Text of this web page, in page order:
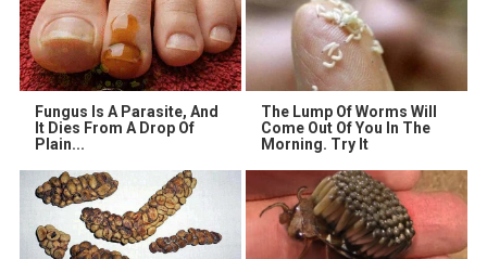
Fungus Is A Parasite, And
It Dies From A Drop Of
Plain...
The Lump Of Worms Will
Come Out Of You In The
Morning. Try It